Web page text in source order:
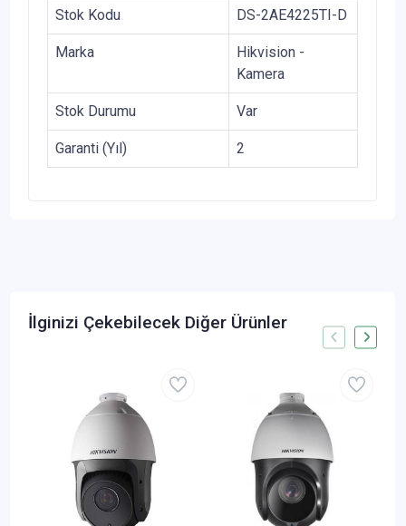
Stok Kodu DS-2AE4225TI-D
Marka
Hikvision -
Kamera
Stok Durumu Var
Garanti (Yıl) 2
İlginizi Çekebilecek Diğer Ürünler